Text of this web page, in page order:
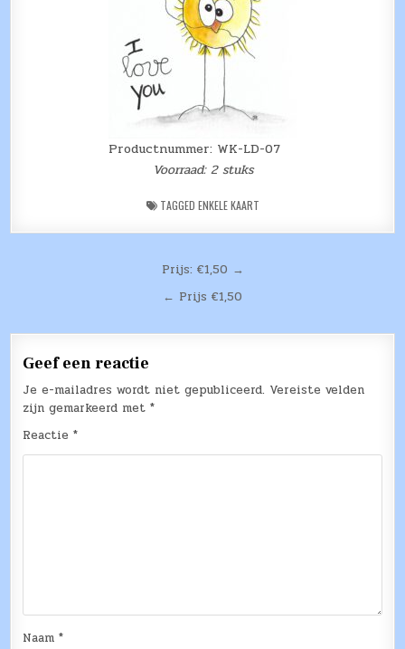
Productnummer: WK-LD-07
Voorraad: 2 stuks
TAGGED ENKELE KAART
Prijs: €1,50 →
← Prijs €1,50
Geef een reactie
Je e-mailadres wordt niet gepubliceerd. Vereiste velden
zijn gemarkeerd met*
Reactie*
Naam*